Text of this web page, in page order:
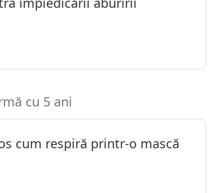
cu 5 ani
cum respiră printr-o mască